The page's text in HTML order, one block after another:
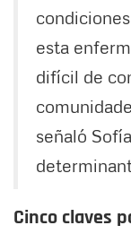
esta
difícil de
señaló
Cinco claves